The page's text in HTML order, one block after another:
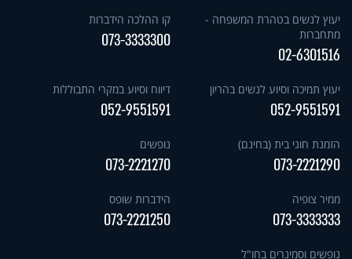
יעוץ לנשים בטהרת המשפחה -
מתחברות
02-6301516
קו ההלכה הידברות
073-3333300
יעוץ תמיכה וסיוע לנשים בהריון
052-9551591
דיווח וסיוע במקרי התבוללות
052-9551591
הזמנת חוגי בית (בחינם)
073-2221290
נופשים
073-2221270
ממיר צופיה
073-3333333
הידברות שופס
073-2221250
נופשים וסמינרים בחו"ל